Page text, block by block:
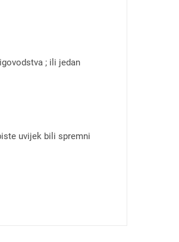
; ili jedan
uvijek bili spremni